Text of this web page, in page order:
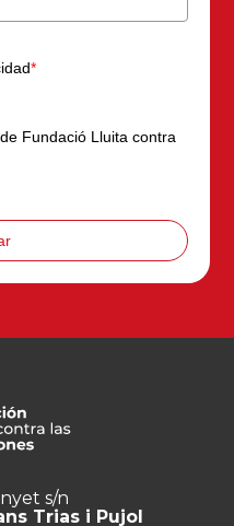
*
Fundació Lluita contra
s/n
Trias i Pujol